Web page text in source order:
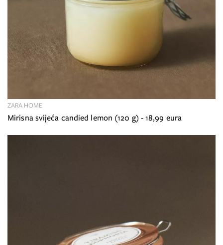
Mirisna svijeća candied lemon (120 g) - 18,99 eura
ZARA HOME